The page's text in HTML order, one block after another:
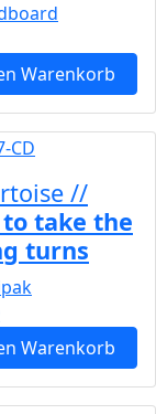
Warenkorb
//
to take the
turns
Warenkorb